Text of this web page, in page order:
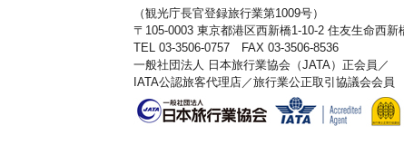
（観光庁長官登録旅行業第1009号）
〒105-0003 東京都港区西新橋1-10-2 住友生命西新
TEL 03-3506-0757 FAX 03-3506-8536
一般社団法人 日本旅行業協会（JATA）正会員／
IATA公認旅客代理店／旅行業公正取引協議会会員